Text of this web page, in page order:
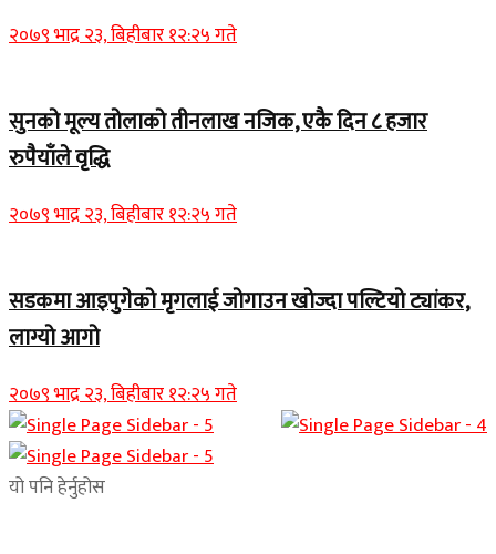
२०७९ भाद्र २३, बिहीबार १२:२५ गते
सुनको मूल्य तोलाको तीनलाख नजिक, एकै दिन ८ हजार
रुपैयाँले वृद्धि
२०७९ भाद्र २३, बिहीबार १२:२५ गते
सडकमा आइपुगेको मृगलाई जोगाउन खोज्दा पल्टियो ट्यांकर,
लाग्यो आगो
२०७९ भाद्र २३, बिहीबार १२:२५ गते
यो पनि हेर्नुहोस